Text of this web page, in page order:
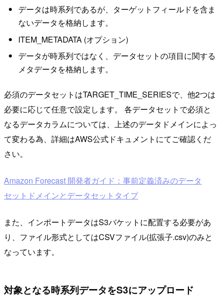
データは時系列であるが、ターゲットフィールドを含ま
ないデータを格納します。
ITEM_METADATA (オプション)
データが時系列ではなく、データセットの項目に関する
メタデータを格納します。
必須のデータセットはTARGET_TIME_SERIESで、他2つは
必要に応じて任意で設定します。 各データセットで必須と
なるデータカラムについては、上述のデータドメインによっ
て変わる為、詳細はAWS公式ドキュメントにてご確認くだ
さい。
Amazon Forecast 開発者ガイド：事前定義済みのデータ
セットドメインとデータセットタイプ
また、インポートデータはS3バケットに配置する必要があ
り、ファイル形式としてはCSVファイル(拡張子.csv)のみと
なっています。
対象となる時系列データをS3にアップロード